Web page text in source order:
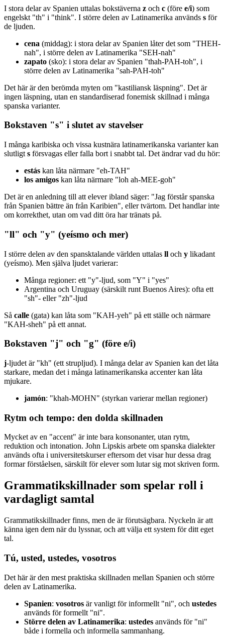
I stora delar av Spanien uttalas bokstäverna z och c (före e/i) som
engelskt "th" i "think". I större delen av Latinamerika används s för
de ljuden.
cena (middag): i stora delar av Spanien låter det som "THEH-
nah", i större delen av Latinamerika "SEH-nah"
zapato (sko): i stora delar av Spanien "thah-PAH-toh", i
större delen av Latinamerika "sah-PAH-toh"
Det här är den berömda myten om "kastiliansk läspning". Det är
ingen läspning, utan en standardiserad fonemisk skillnad i många
spanska varianter.
Bokstaven "s" i slutet av stavelser
I många karibiska och vissa kustnära latinamerikanska varianter kan
slutligt s försvagas eller falla bort i snabbt tal. Det ändrar vad du hör:
estás kan låta närmare "eh-TAH"
los amigos kan låta närmare "loh ah-MEE-goh"
Det är en anledning till att elever ibland säger: "Jag förstår spanska
från Spanien bättre än från Karibien", eller tvärtom. Det handlar inte
om korrekthet, utan om vad ditt öra har tränats på.
"ll" och "y" (yeísmo och mer)
I större delen av den spansktalande världen uttalas ll och y likadant
(yeísmo). Men själva ljudet varierar:
Många regioner: ett "y"-ljud, som "Y" i "yes"
Argentina och Uruguay (särskilt runt Buenos Aires): ofta ett
"sh"- eller "zh"-ljud
Så calle (gata) kan låta som "KAH-yeh" på ett ställe och närmare
"KAH-sheh" på ett annat.
Bokstaven "j" och "g" (före e/i)
j-ljudet är "kh" (ett strupljud). I många delar av Spanien kan det låta
starkare, medan det i många latinamerikanska accenter kan låta
mjukare.
jamón: "khah-MOHN" (styrkan varierar mellan regioner)
Rytm och tempo: den dolda skillnaden
Mycket av en "accent" är inte bara konsonanter, utan rytm,
reduktion och intonation. John Lipskis arbete om spanska dialekter
används ofta i universitetskurser eftersom det visar hur dessa drag
formar förståelsen, särskilt för elever som lutar sig mot skriven form.
Grammatikskillnader som spelar roll i
vardagligt samtal
Grammatikskillnader finns, men de är förutsägbara. Nyckeln är att
känna igen dem när du lyssnar, och att välja ett system för ditt eget
tal.
Tú, usted, ustedes, vosotros
Det här är den mest praktiska skillnaden mellan Spanien och större
delen av Latinamerika.
Spanien: vosotros är vanligt för informellt "ni", och ustedes
används för formellt "ni".
Större delen av Latinamerika: ustedes används för "ni"
både i formella och informella sammanhang.